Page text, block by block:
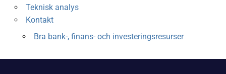
Teknisk analys
Kontakt
Bra bank-, finans- och investeringsresurser